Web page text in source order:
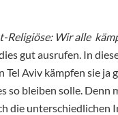
Religiöse: Wir alle
gut ausrufen. In
Tel Aviv kämpfen sie
so bleiben solle.
die unterschiedlichen